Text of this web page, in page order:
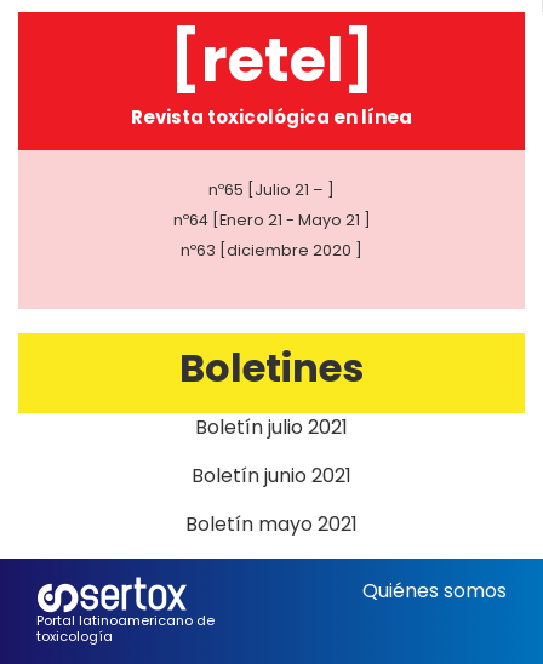
[retel]
Revista toxicológica en línea
nº65 [Julio 21 – ]
nº64 [Enero 21 - Mayo 21 ]
nº63 [diciembre 2020 ]
Boletines
Boletín julio 2021
Boletín junio 2021
Boletín mayo 2021
Portal latinoamericano de
toxicología
Quiénes somos